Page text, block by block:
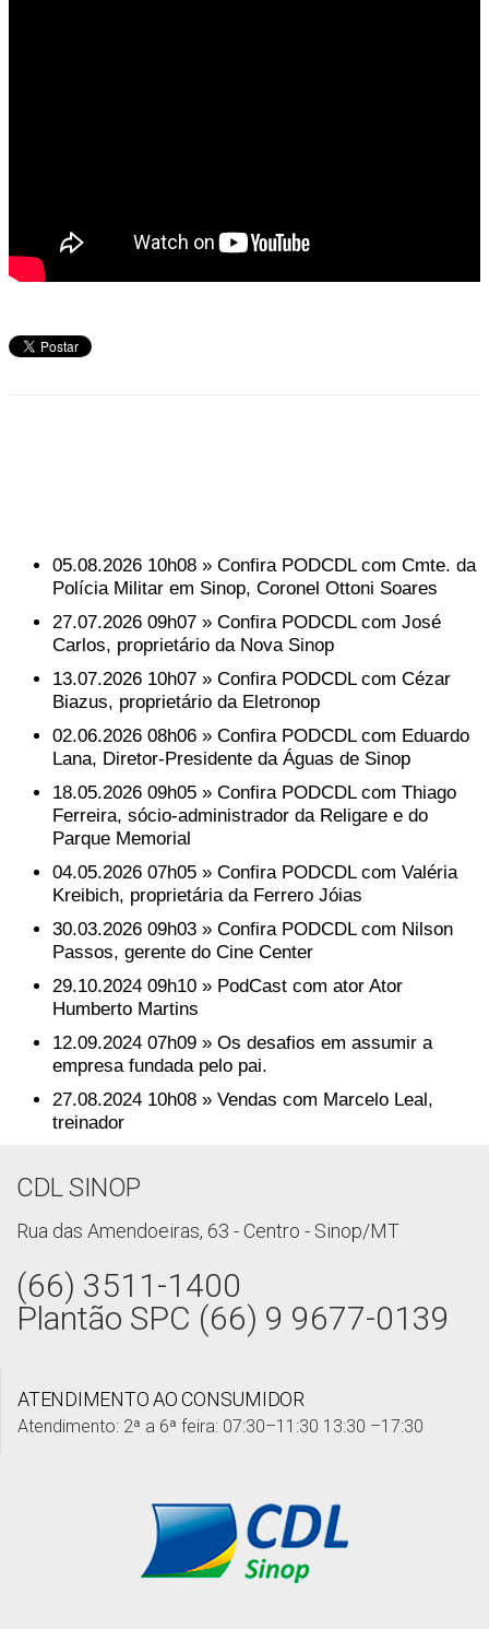
05.08.2026 10h08 » Confira PODCDL com Cmte. da
Polícia Militar em Sinop, Coronel Ottoni Soares
27.07.2026 09h07 » Confira PODCDL com José
Carlos, proprietário da Nova Sinop
13.07.2026 10h07 » Confira PODCDL com Cézar
Biazus, proprietário da Eletronop
02.06.2026 08h06 » Confira PODCDL com Eduardo
Lana, Diretor-Presidente da Águas de Sinop
18.05.2026 09h05 » Confira PODCDL com Thiago
Ferreira, sócio-administrador da Religare e do
Parque Memorial
04.05.2026 07h05 » Confira PODCDL com Valéria
Kreibich, proprietária da Ferrero Jóias
30.03.2026 09h03 » Confira PODCDL com Nilson
Passos, gerente do Cine Center
29.10.2024 09h10 » PodCast com ator Ator
Humberto Martins
12.09.2024 07h09 » Os desafios em assumir a
empresa fundada pelo pai.
27.08.2024 10h08 » Vendas com Marcelo Leal,
treinador
CDL SINOP
Rua das Amendoeiras, 63 - Centro - Sinop/MT
(66) 3511-1400
Plantão SPC (66) 9 9677-0139
ATENDIMENTO AO CONSUMIDOR
Atendimento: 2ª a 6ª feira: 07:30–11:30 13:30 –17:30